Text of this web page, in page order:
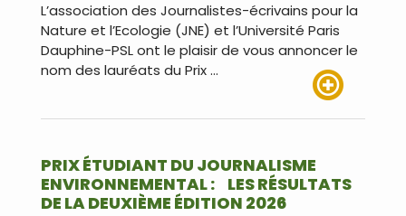
L’association des Journalistes-écrivains pour la
Nature et l’Ecologie (JNE) et l’Université Paris
Dauphine-PSL ont le plaisir de vous annoncer le
nom des lauréats du Prix …
PRIX ÉTUDIANT DU JOURNALISME
ENVIRONNEMENTAL : LES RÉSULTATS
DE LA DEUXIÈME ÉDITION 2026